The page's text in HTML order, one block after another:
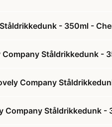
- 350ml -
Ståldrikkedunk -
Company
Company Ståldrikkedunk -